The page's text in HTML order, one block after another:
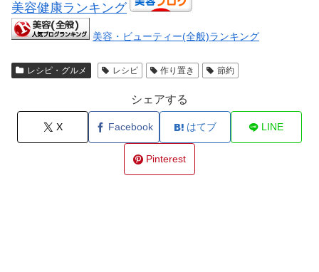
美容健康ランキング
美容・ビューティー(全般)ランキング
レシピ・グルメ レシピ 作り置き 節約
シェアする
X Facebook はてブ LINE
Pinterest